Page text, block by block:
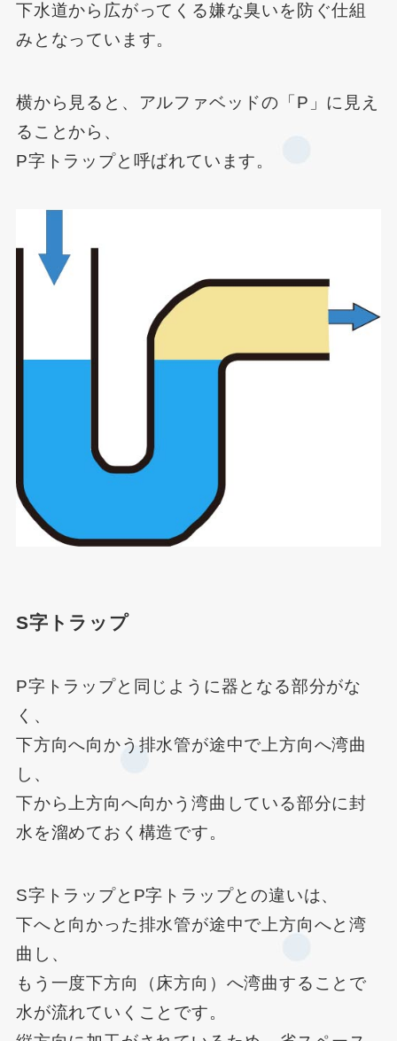
下水道から広がってくる嫌な臭いを防ぐ仕組
みとなっています。
横から見ると、アルファベッドの「P」に見え
ることから、
P字トラップと呼ばれています。
S字トラップ
P字トラップと同じように器となる部分がな
く、
下方向へ向かう排水管が途中で上方向へ湾曲
し、
下から上方向へ向かう湾曲している部分に封
水を溜めておく構造です。
S字トラップとP字トラップとの違いは、
下へと向かった排水管が途中で上方向へと湾
曲し、
もう一度下方向（床方向）へ湾曲することで
水が流れていくことです。